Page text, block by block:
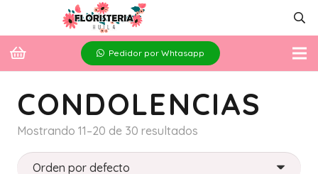
Pedidor por Whtasapp
CONDOLENCIAS
Mostrando 11–20 de 30 resultados